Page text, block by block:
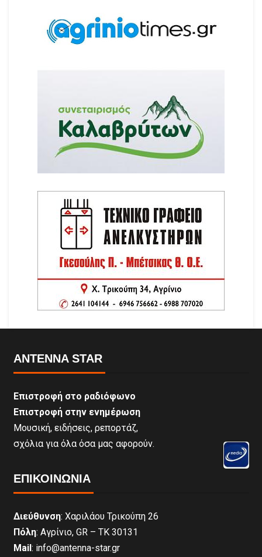
ANTENNA STAR
Επιστροφή στο ραδιόφωνο
Επιστροφή στην ενημέρωση
Μουσική, ειδήσεις, ρεπορτάζ,
σχόλια για όλα όσα μας αφορούν.
ΕΠΙΚΟΙΝΩΝΊΑ
Διεύθυνση: Χαριλάου Τρικούπη 26
Πόλη: Αγρίνιο, GR – ΤΚ 30131
Mail: info@antenna-star.gr